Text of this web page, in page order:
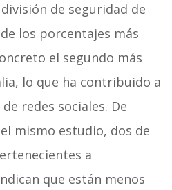
de seguridad de
los porcentajes más
el segundo más
lo que ha contribuido a
redes sociales. De
mismo estudio, dos de
a
que están menos